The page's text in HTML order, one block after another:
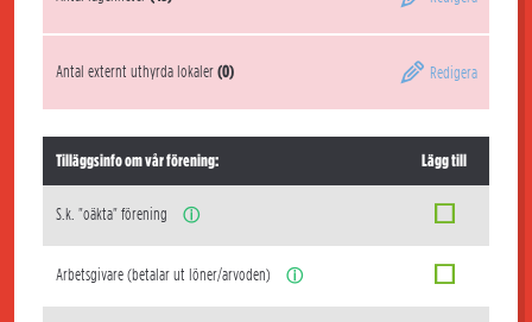
Antal externt uthyrda lokaler(0) Redigera
Tilläggsinfo om vår förening: Lägg till
S.k. "oäkta" förening ⓘ
Arbetsgivare (betalar ut löner/arvoden) ⓘ